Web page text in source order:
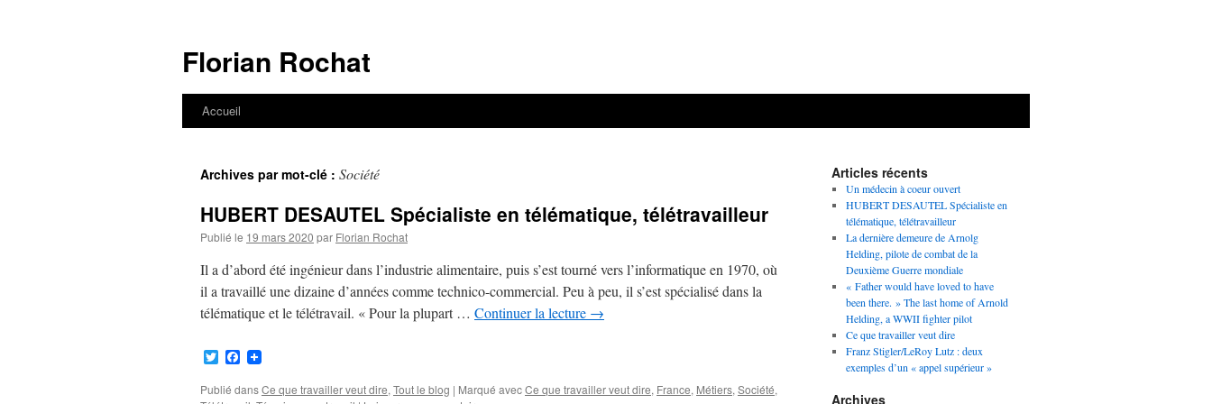
contenu
Florian Rochat
Accueil
Archives par mot-clé : Société
HUBERT DESAUTEL Spécialiste en télématique, télétravailleur
Publié le 19 mars 2020 par Florian Rochat
Il a d’abord été ingénieur dans l’industrie alimentaire, puis s’est tourné vers l’informatique en 1970, où
il a travaillé une dizaine d’années comme technico-commercial. Peu à peu, il s’est spécialisé dans la
télématique et le télétravail. « Pour la plupart … Continuer la lecture →
TwitterFacebook
Publié dansCe que travailler veut dire, Tout le blog | Marqué avecCe que travailler veut dire, France, Métiers, Société,
Articles récents
Un médecin à coeur ouvert
HUBERT DESAUTEL Spécialiste en
télématique, télétravailleur
La dernière demeure de Arnolg
Helding, pilote de combat de la
Deuxième Guerre mondiale
« Father would have loved to have
been there. » The last home of Arnold
Helding, a WWII fighter pilot
Ce que travailler veut dire
Franz Stigler/LeRoy Lutz : deux
exemples d’un « appel supérieur »
Archives